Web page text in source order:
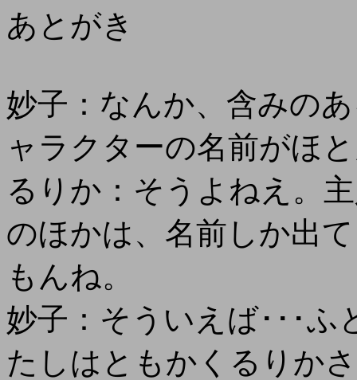
あとがき
妙子：なんか、含みの
ャラクターの名前がほ
るりか：そうよねえ。
のほかは、名前しか出
もんね。
妙子：そういえば･･･
たしはともかくるりか